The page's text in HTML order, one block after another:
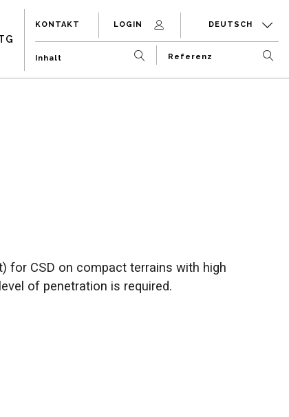
KONTAKT LOGIN DEUTSCH
for CSD on compact terrains with high
of penetration is required.